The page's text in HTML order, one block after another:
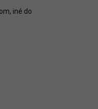
iné do